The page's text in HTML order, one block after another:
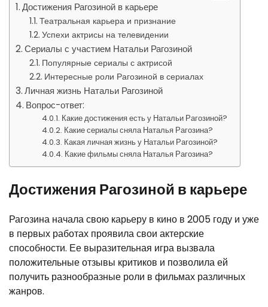
Достижения Рагозиной в карьере
Театральная карьера и признание
Успехи актрисы на телевидении
Сериалы с участием Натальи Рагозиной
Популярные сериалы с актрисой
Интересные роли Рагозиной в сериалах
Личная жизнь Натальи Рагозиной
Вопрос-ответ:
Какие достижения есть у Натальи Рагозиной?
Какие сериалы сняла Наталья Рагозина?
Какая личная жизнь у Натальи Рагозиной?
Какие фильмы сняла Наталья Рагозина?
Достижения Рагозиной в карьере
Рагозина начала свою карьеру в кино в 2005 году и уже
в первых работах проявила свои актерские
способности. Ее выразительная игра вызвала
положительные отзывы критиков и позволила ей
получить разнообразные роли в фильмах различных
жанров.